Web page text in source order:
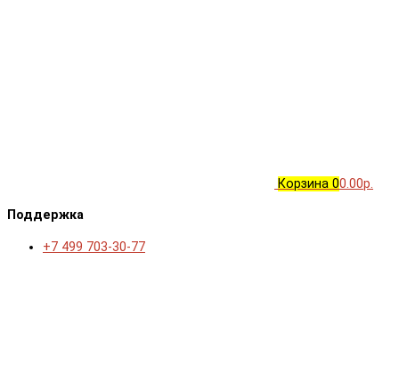
Корзина 00.00р.
Поддержка
+7 499 703-30-77